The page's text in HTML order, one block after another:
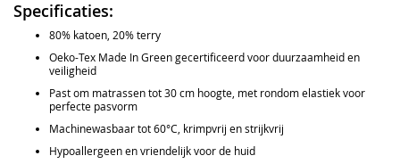
Specificaties:
80% katoen, 20% terry
Oeko-Tex Made In Green gecertificeerd voor duurzaamheid en
veiligheid
Past om matrassen tot 30 cm hoogte, met rondom elastiek voor
perfecte pasvorm
Machinewasbaar tot 60°C, krimpvrij en strijkvrij
Hypoallergeen en vriendelijk voor de huid